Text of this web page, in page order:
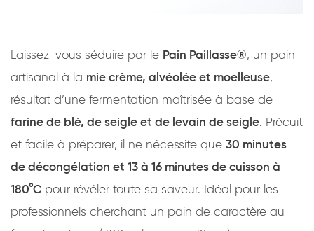
Laissez-vous séduire par le Pain Paillasse®, un pain
artisanal à la mie crème, alvéolée et moelleuse,
résultat d’une fermentation maîtrisée à base de
farine de blé, de seigle et de levain de seigle. Précuit
et facile à préparer, il ne nécessite que 30 minutes
de décongélation et 13 à 16 minutes de cuisson à
180°C pour révéler toute sa saveur. Idéal pour les
professionnels cherchant un pain de caractère au